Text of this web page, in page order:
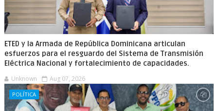
ETED y la Armada de República Dominicana articulan
esfuerzos para el resguardo del Sistema de Transmisión
Eléctrica Nacional y fortalecimiento de capacidades.
Unknown Aug 07, 2026
POLÍTICA